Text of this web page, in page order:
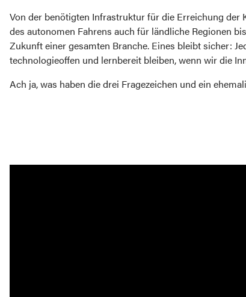
Von der benötigten Infrastruktur für die Erreichung
des autonomen Fahrens auch für ländliche Regionen
Zukunft einer gesamten Branche. Eines bleibt sicher:
technologieoffen und lernbereit bleiben, wenn wir die
Ach ja, was haben die drei Fragezeichen und ein